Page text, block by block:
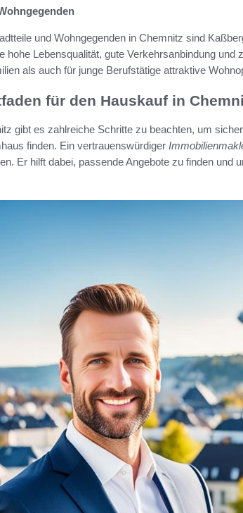
und Wohngegenden in Chemnitz sind
hohe Lebensqualität, gute Verkehrsanbindung und
als auch für junge Berufstätige attraktive
für den Hauskauf in
gibt es zahlreiche Schritte zu beachten, um
finden. Ein vertrauenswürdiger
Er hilft dabei, passende Angebote zu finden und